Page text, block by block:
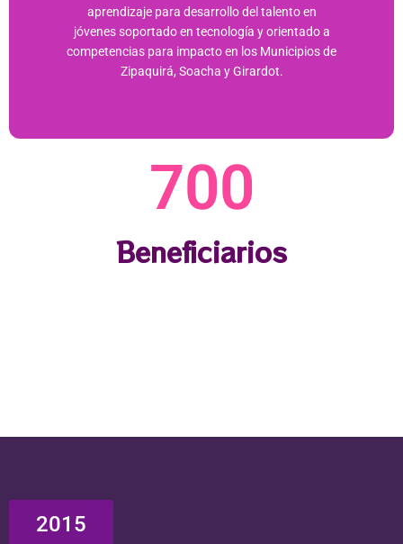
aprendizaje para desarrollo del talento en
jóvenes soportado en tecnología y orientado a
competencias para impacto en los Municipios de
Zipaquirá, Soacha y Girardot.
Beneficiarios
700
2015